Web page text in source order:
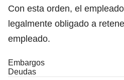
Con esta orden, el
legalmente obligado a
empleado.
Embargos
Deudas